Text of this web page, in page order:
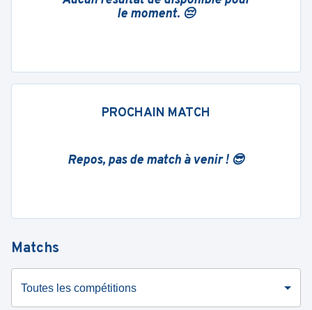
le moment. 😔
PROCHAIN MATCH
Repos, pas de match à venir ! 😎
Matchs
Toutes les compétitions